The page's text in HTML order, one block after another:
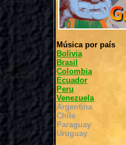
Música por país
Bolivia
Brasil
Colombia
Ecuador
Peru
Venezuela
Argentina
Chile
Paraguay
Uruguay